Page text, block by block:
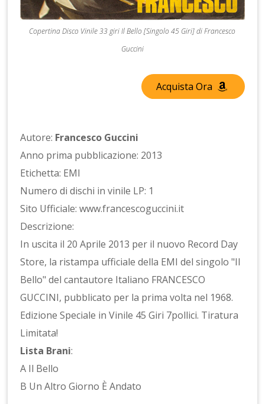
Copertina Disco Vinile 33 giri Il Bello [Singolo 45 Giri] di Francesco
Guccini
Acquista Ora
Autore: Francesco Guccini
Anno prima pubblicazione: 2013
Etichetta: EMI
Numero di dischi in vinile LP: 1
Sito Ufficiale: www.francescoguccini.it
Descrizione:
In uscita il 20 Aprile 2013 per il nuovo Record Day
Store, la ristampa ufficiale della EMI del singolo "Il
Bello" del cantautore Italiano FRANCESCO
GUCCINI, pubblicato per la prima volta nel 1968.
Edizione Speciale in Vinile 45 Giri 7pollici. Tiratura
Limitata!
Lista Brani:
A Il Bello
B Un Altro Giorno È Andato